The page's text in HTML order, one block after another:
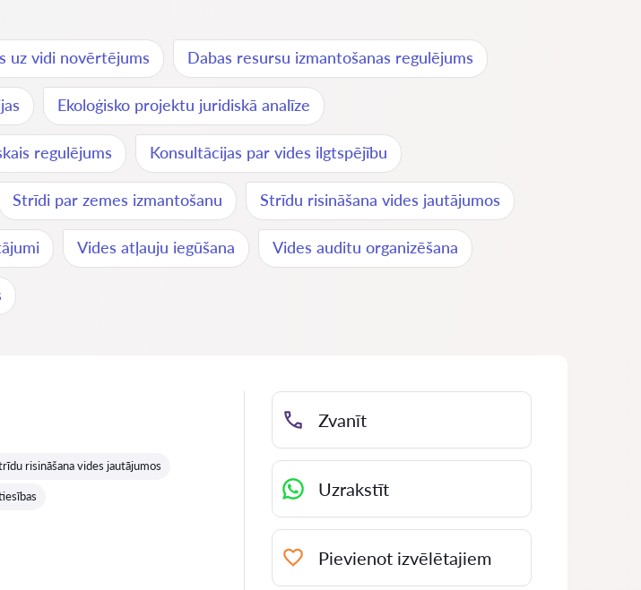
uz vidi novērtējums Dabas resursu izmantošanas regulējums
Ekoloģisko projektu juridiskā analīze
regulējums Konsultācijas par vides ilgtspējību
Strīdi par zemes izmantošanu Strīdu risināšana vides jautājumos
Vides atļauju iegūšana Vides auditu organizēšana
risināšana vides jautājumos
Zvanīt
Uzrakstīt
Pievienot izvēlētajiem